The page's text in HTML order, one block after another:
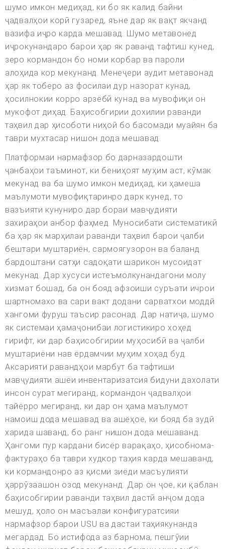
шумо имкон медиҳад, ки бо як калид байни
ҷадвалҳои корӣ гузаред, яъне дар як вақт якчанд
вазифа иҷро карда мешавад. Шумо метавонед
иҷрокунандаро барои ҳар як раванд тафтиш кунед,
зеро кормандон бо номи корбар ва пароли
алоҳида кор мекунанд. Менеҷери аудит метавонад
ҳар як тоберо аз фосилаи дур назорат кунад,
ҳосилнокии корро арзёбӣ кунад ва мувофиқи он
мукофот диҳад. Баҳисобгирии дохилии раванди
таҳвил дар ҳисоботи ниҳоӣ бо басомади муайян ба
таври мухтасар нишон дода мешавад.
Платформаи нармафзор бо дарназардошти
ҷанбаҳои таъминот, ки бениҳоят муҳим аст, кӯмак
мекунад ва ба шумо имкон медиҳад, ки ҳамеша
маълумоти мувофиқтаринро дарк кунед, то
вазъияти кунуниро дар бораи мавҷудияти
захираҳои анбор фаҳмед. Муносибати систематикӣ
ба ҳар як марҳилаи раванди таҳвил барои ҷалби
бештари муштариён, сармоягузорон ва баланд
бардоштани сатҳи садоқати шарикон мусоидат
мекунад. Дар хусуси истеъмолкунандагони молу
хизмат бошад, ба он бояд афзоиши суръати ичрои
шартномахо ва сари вакт додани сарватхои моддй
хангоми фуруш таъсир расонад. Дар натиҷа, шумо
як системаи ҳамаҷонибаи логистикиро хоҳед
гирифт, ки дар баҳисобгирии муҳосибӣ ва ҷалби
муштариёни нав ёрдамчии муҳим хоҳад буд.
Аксарияти равандҳои марбут ба тафтиши
мавҷудияти ашёи инвентаризатсия бидуни дахолати
инсон сурат мегиранд, кормандон ҷадвалҳои
тайёрро мегиранд, ки дар он ҳама маълумот
намоиш дода мешавад ва ашёҳое, ки бояд ба зудӣ
харида шаванд, бо ранг нишон дода мешаванд.
Ҳангоми пур кардани бисёр варақаҳо, ҳисобнома-
фактураҳо ба таври худкор таҳия карда мешаванд,
ки кормандонро аз қисми зиёди масъулияти
ҳаррӯзаашон озод мекунанд. Дар он ҷое, ки қаблан
баҳисобгирии раванди таҳвил дастӣ анҷом дода
мешуд, ҳоло он масъалаи конфигуратсияи
нармафзор барои USU ва дастаи таҳиякунанда
мегардад. Бо истифода аз барнома, пешгӯии